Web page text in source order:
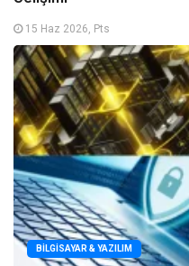
15 Haz 2026, Pts
BILGISAYAR & YAZILIM